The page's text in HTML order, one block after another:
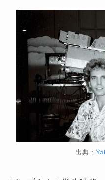
出典：